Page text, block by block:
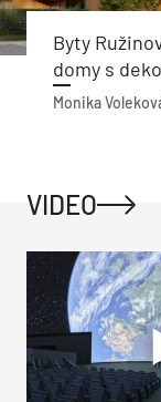
Byty
domy s
Monika
VIDEO